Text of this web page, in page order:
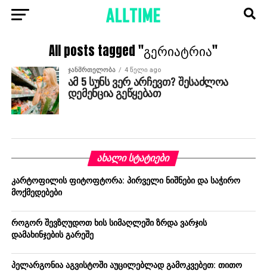
All posts tagged "გერიატრია"
ᲯᲐᲜᲛᲠᲗᲔᲚᲝᲑᲐ 4 წელი ago
ამ 5 სუნს ვერ არჩევთ? შესაძლოა
დემენცია გეწყებათ
ᲐᲮᲐᲚᲘ ᲡᲢᲐᲢᲘᲔᲑᲘ
კარტოფილის ფიტოფტორა: პირველი ნიშნები და საჭირო
მოქმედებები
როგორ შევზღუდოთ ხის სიმაღლეში ზრდა ვარჯის
დამახინჯების გარეშე
პელარგონია აგვისტოში აუცილებლად გამოკვებეთ: თითო